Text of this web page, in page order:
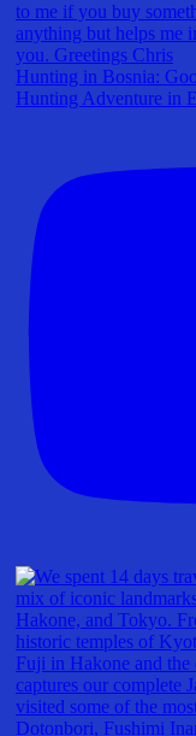
Hunting in Bosnia:
Hunting Adventure in